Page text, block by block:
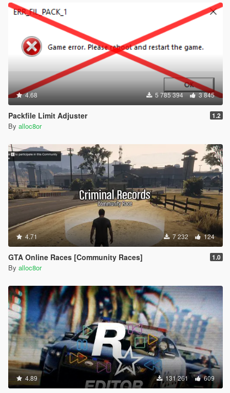
4.68 5 785 394 3 845
Packfile Limit Adjuster 1.2
By alloc8or
4.71 7 232 124
GTA Online Races [Community Races] 1.0
By alloc8or
4.89 131 261 609